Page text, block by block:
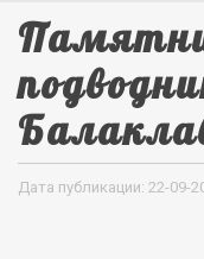
Дата публикации: 22-09-